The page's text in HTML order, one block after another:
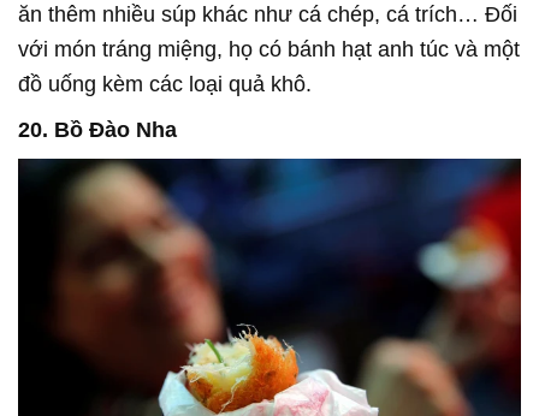
ăn thêm nhiều súp khác như cá chép, cá trích… Đối
với món tráng miệng, họ có bánh hạt anh túc và một
đồ uống kèm các loại quả khô.
20. Bồ Đào Nha